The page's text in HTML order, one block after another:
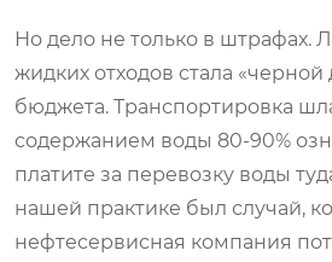
Но дело не только в штрафах.
жидких отходов стала «черной
бюджета. Транспортировка
содержанием воды 80-90%
платите за перевозку воды
нашей практике был случай,
нефтесервисная компания